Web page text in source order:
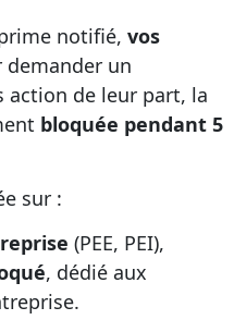
notifié, vos
demander un
action de leur part, la
bloquée pendant 5
sur :
(PEE, PEI),
, dédié aux